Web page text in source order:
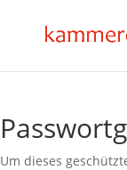
Um dieses